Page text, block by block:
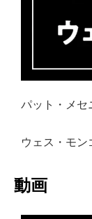
パット・メセ
ウェス・モ
動画